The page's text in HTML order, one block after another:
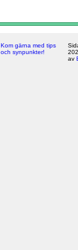
Kom gärna med tips
och synpunkter!
av